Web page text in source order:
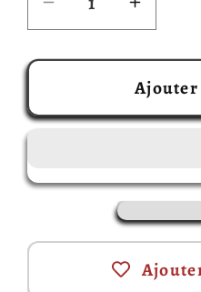
Réduire
la
quantité
Oltréé
la
de
Oltréé